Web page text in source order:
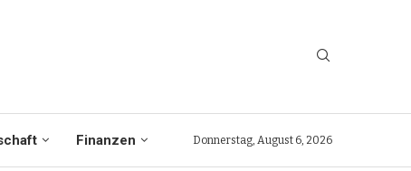
Finanzen Donnerstag, August 6, 2026